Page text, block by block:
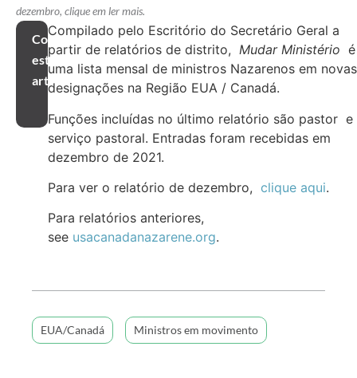
dezembro, clique em ler mais.
Compartilhar
este
artigo
Compilado pelo Escritório do Secretário Geral a
partir de relatórios de distrito, Mudar Ministério é
uma lista mensal de ministros Nazarenos em novas
designações na Região EUA / Canadá.
Funções incluídas no último relatório são pastor e
serviço pastoral. Entradas foram recebidas em
dezembro de 2021.
Para ver o relatório de dezembro, clique aqui.
Para relatórios anteriores,
see usacanadanazarene.org.
EUA/Canadá Ministros em movimento